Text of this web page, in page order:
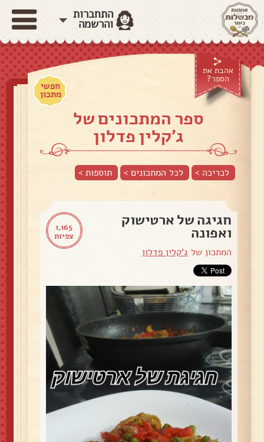
התחברות
והרשמה
אהבת את
הספר?
חפשי
מתכון
ספר המתכונים של
ג'קלין פדלון
לכריכה > לכל המתכונים > תוספות>
1,165
צפיות
חגיגה של ארטישוק
ואפונה
המתכון של ג'קלין פדלון